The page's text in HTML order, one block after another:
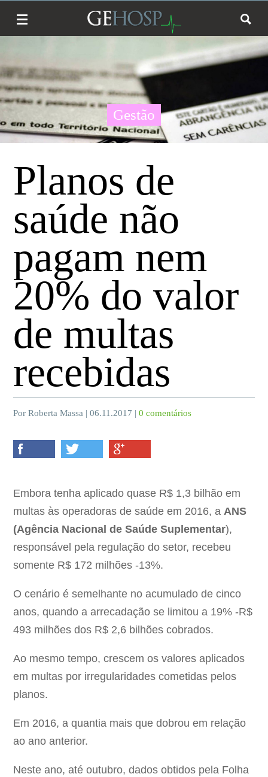
Gestão
Planos de
saúde não
pagam nem
20% do valor
de multas
recebidas
Por Roberta Massa | 06.11.2017 |0 comentários
Embora tenha aplicado quase R$ 1,3 bilhão em
multas às operadoras de saúde em 2016, aANS
(Agência Nacional de Saúde Suplementar),
responsável pela regulação do setor, recebeu
somente R$ 172 milhões -13%.
O cenário é semelhante no acumulado de cinco
anos, quando a arrecadação se limitou a 19% -R$
493 milhões dos R$ 2,6 bilhões cobrados.
Ao mesmo tempo, crescem os valores aplicados
em multas por irregularidades cometidas pelos
planos.
Em 2016, a quantia mais que dobrou em relação
ao ano anterior.
Neste ano, até outubro, dados obtidos pela Folha